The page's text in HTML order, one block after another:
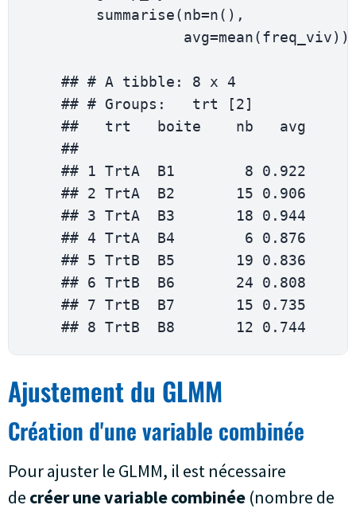
summarise(nb=n( ) ,
                  avg
=mean(freq_viv) )
    ## #
A tibble : 8 x 4
    ## #
Groups :
   trt
[2]
    ##   trt   boite    nb   avg
    ##
    ##
1 TrtA
  B1
8
0.922
    ##
2 TrtA
  B2
15
0.906
    ##
3 TrtA
  B3
18
0.944
    ##
4 TrtA
  B4
6
0.876
    ##
5 TrtB
  B5
19
0.836
    ##
6 TrtB
  B6
24
0.808
    ##
7 TrtB
  B7
15
0.735
    ##
8 TrtB
  B8
12 0.744
Ajustement du GLMM
Création d'une variable combinée
Pour ajuster le GLMM, il est nécessaire
de créer une variable combinée (nombre de